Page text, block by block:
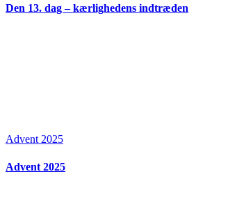
Den 13. dag – kærlighedens indtræden
Advent 2025
Advent 2025